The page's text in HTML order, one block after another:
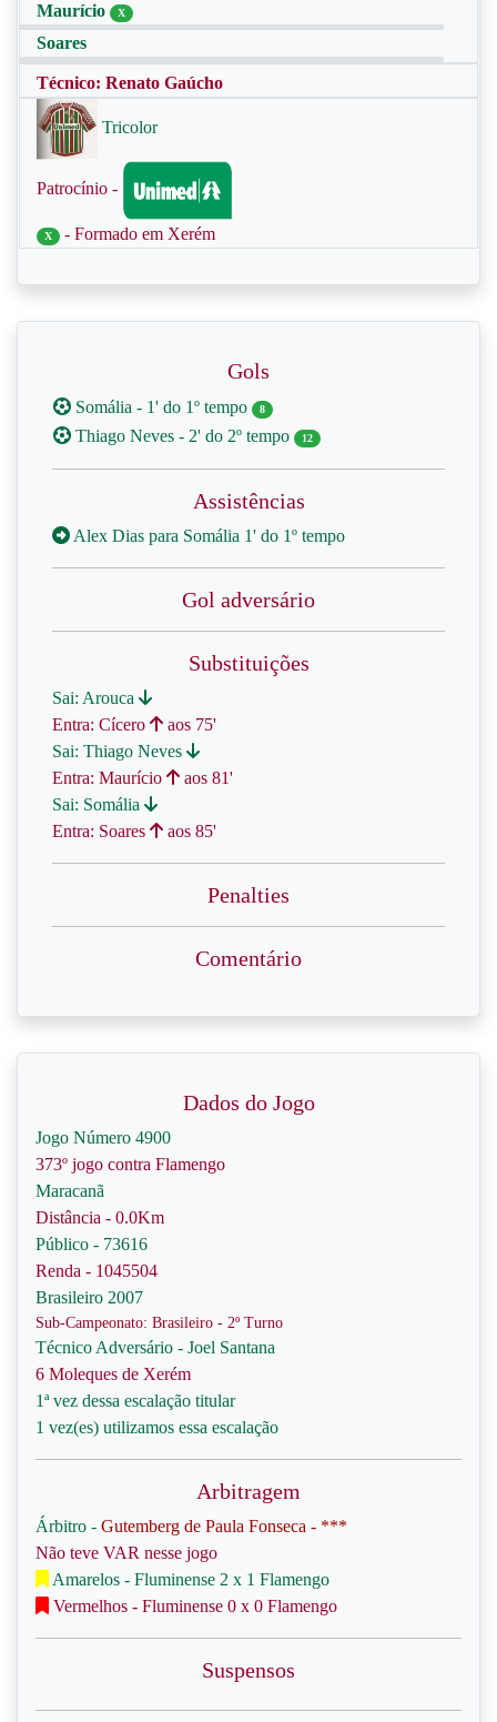
Maurício
X
Soares
Técnico: Renato Gaúcho
Tricolor
Patrocínio -
X - Formado em Xerém
Gols
Somália - 1' do 1º tempo 8
Thiago Neves - 2' do 2º tempo 12
Assistências
Alex Dias para Somália 1' do 1º tempo
Gol adversário
Substituições
Sai: Arouca
Entra: Cícero
aos 75'
Sai: Thiago Neves
Entra: Maurício
aos 81'
Sai: Somália
Entra: Soares
aos 85'
Penalties
Comentário
Dados do Jogo
Jogo Número 4900
373º jogo contra Flamengo
Maracanã
Distância - 0.0Km
Público - 73616
Renda - 1045504
Brasileiro 2007
Sub-Campeonato: Brasileiro - 2º Turno
Técnico Adversário - Joel Santana
6 Moleques de Xerém
1ª vez dessa escalação titular
1 vez(es) utilizamos essa escalação
Arbitragem
Árbitro - Gutemberg de Paula Fonseca - ***
Não teve VAR nesse jogo
Amarelos - Fluminense 2 x 1 Flamengo
Vermelhos - Fluminense 0 x 0 Flamengo
Suspensos